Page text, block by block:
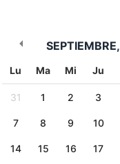
SEPTIEMBRE,
Lu Ma Mi Ju
31 1 2 3
7 8 9 10
14 15 16 17